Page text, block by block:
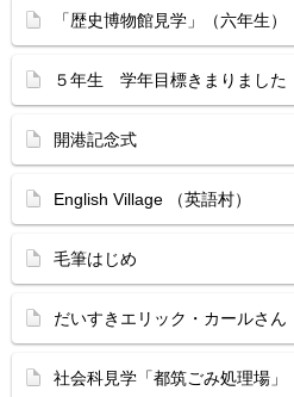
「歴史博物館見学」（六年生）
５年生 学年目標きまりました
開港記念式
English Village （英語村）
毛筆はじめ
だいすきエリック・カールさん
社会科見学「都筑ごみ処理場」